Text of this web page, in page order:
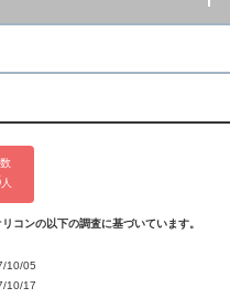
人
コンの以下の調査に基づいています。
10/05
10/17